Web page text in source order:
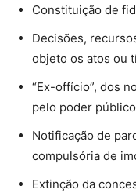
Constituição de
Decisões,
objeto os atos ou
“Ex-offício”, dos
pelo poder
Notificação de
compulsória de
Extinção da